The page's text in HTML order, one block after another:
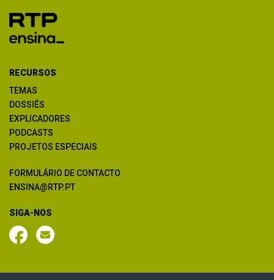
RECURSOS
TEMAS
DOSSIÊS
EXPLICADORES
PODCASTS
PROJETOS ESPECIAIS
FORMULÁRIO DE CONTACTO
ENSINA@RTP.PT
SIGA-NOS